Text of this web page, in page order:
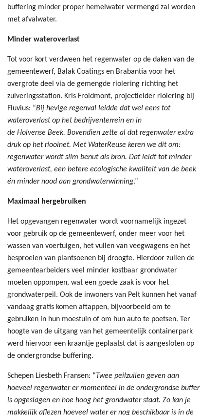
buffering minder proper hemelwater vermengd zal worden
met afvalwater.
Minder wateroverlast
Tot voor kort verdween het regenwater op de daken van de
gemeentewerf, Balak Coatings en Brabantia voor het
overgrote deel via de gemengde riolering richting het
zuiveringsstation. Kris Froidmont, projectleider riolering bij
Fluvius: “Bij hevige regenval leidde dat wel eens tot
wateroverlast op het bedrijventerrein en in
de Holvense Beek. Bovendien zette al dat regenwater extra
druk op het rioolnet. Met WaterReuse keren we dit om:
regenwater wordt slim benut als bron. Dat leidt tot minder
wateroverlast, een betere ecologische kwaliteit van de beek
én minder nood aan grondwaterwinning.”
Maximaal hergebruiken
Het opgevangen regenwater wordt voornamelijk ingezet
voor gebruik op de gemeentewerf, onder meer voor het
wassen van voertuigen, het vullen van veegwagens en het
besproeien van plantsoenen bij droogte. Hierdoor zullen de
gemeentearbeiders veel minder kostbaar grondwater
moeten oppompen, wat een goede zaak is voor het
grondwaterpeil. Ook de inwoners van Pelt kunnen het vanaf
vandaag gratis komen aftappen, bijvoorbeeld om te
gebruiken in hun moestuin of om hun auto te poetsen. Ter
hoogte van de uitgang van het gemeentelijk containerpark
werd hiervoor een kraantje geplaatst dat is aangesloten op
de ondergrondse buffering.
Schepen Liesbeth Fransen: “Twee peilzuilen geven aan
hoeveel regenwater er momenteel in de ondergrondse buffer
is opgeslagen en hoe hoog het grondwater staat. Zo kan je
makkelijk aflezen hoeveel water er nog beschikbaar is in de